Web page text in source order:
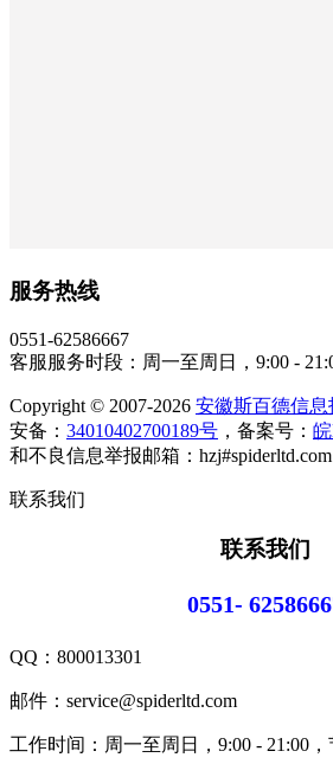
服务热线
0551-62586667
客服服务时段：周一至周日，9:00 -
Copyright © 2007-2026 安徽斯百德信息
安备： 34010402700189号 ，备案号：
和不良信息举报邮箱：hzj#spiderltd.com
联系我们
联系我们
0551-
QQ： 800013301
邮件：service@spiderltd.com
工作时间：周一至周日，9:00 - 21:00